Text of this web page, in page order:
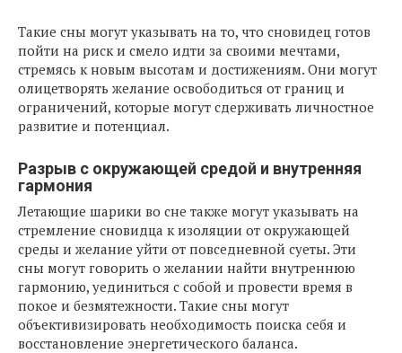
Такие сны могут указывать на то, что сновидец готов
пойти на риск и смело идти за своими мечтами,
стремясь к новым высотам и достижениям. Они могут
олицетворять желание освободиться от границ и
ограничений, которые могут сдерживать личностное
развитие и потенциал.
Разрыв с окружающей средой и внутренняя
гармония
Летающие шарики во сне также могут указывать на
стремление сновидца к изоляции от окружающей
среды и желание уйти от повседневной суеты. Эти
сны могут говорить о желании найти внутреннюю
гармонию, уединиться с собой и провести время в
покое и безмятежности. Такие сны могут
объективизировать необходимость поиска себя и
восстановление энергетического баланса.